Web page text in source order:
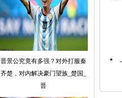
晋景公究竟有多强？对外打服秦
齐楚，对内解决豪门望族_楚国_
晋